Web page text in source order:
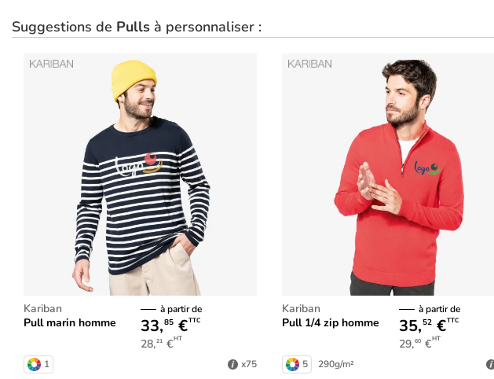
Suggestions de Pulls à personnaliser :
Kariban
Pull marin homme
à partir de
28,21 €HT
33,85 €TTC
1 x75
Kariban
Pull 1/4 zip homme
à partir de
29,60 €HT
35,52 €TTC
5 290g/m²